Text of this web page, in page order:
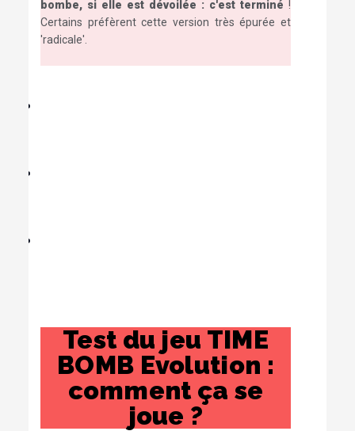
bombe, si elle est dévoilée : c'est terminé!
Certains préfèrent cette version très épurée et
'radicale'.
Test du jeu TIME
BOMB Evolution :
comment ça se
joue ?